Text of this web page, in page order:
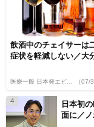
飲酒中のチェイサーは
症状を軽減しない／大
医療一般 日本発エビデンス （07/
4
日本初
面に／